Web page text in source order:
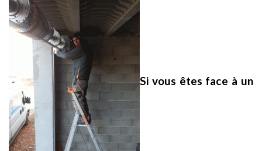
Si vous êtes face à un